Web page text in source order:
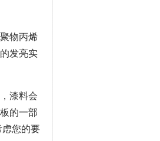
物丙烯
发亮实
漆料会
的一部
虑您的要